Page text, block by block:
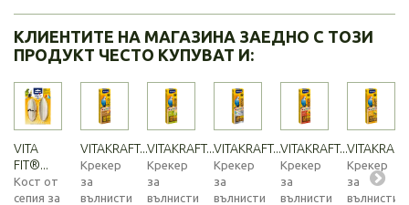
КЛИЕНТИТЕ НА МАГАЗИНА ЗАЕДНО С ТОЗИ
ПРОДУКТ ЧЕСТО КУПУВАТ И:
VITA
FIT®...
Кост от
сепия за
VITAKRAFT...
Крекер
за
вълнисти
VITAKRAFT...
Крекер
за
вълнисти
VITAKRAFT...
Крекер
за
вълнисти
VITAKRAFT...
Крекер
за
вълнисти
Крекер
за
вълнисти